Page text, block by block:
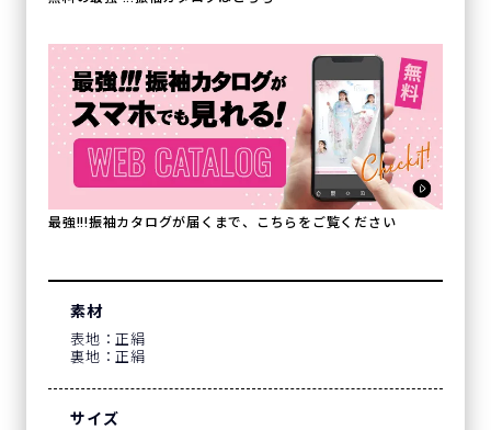
最強!!!振袖カタログが届くまで、こちらをご覧ください
素材
表地：正絹
裏地：正絹
サイズ